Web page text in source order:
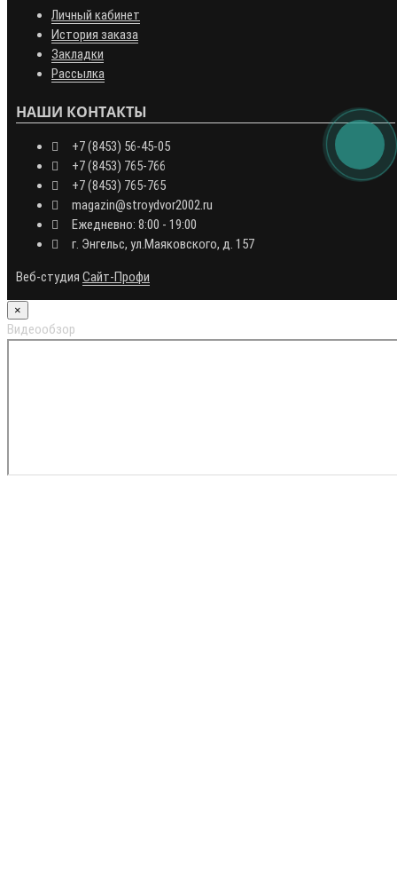
Личный кабинет
История заказа
Закладки
Рассылка
НАШИ КОНТАКТЫ
+7 (8453) 56-45-05
+7 (8453) 765-766
+7 (8453) 765-765
magazin@stroydvor2002.ru
Ежедневно: 8:00 - 19:00
г. Энгельс, ул.Маяковского, д. 157
Веб-студия Сайт-Профи
×
Видеообзор